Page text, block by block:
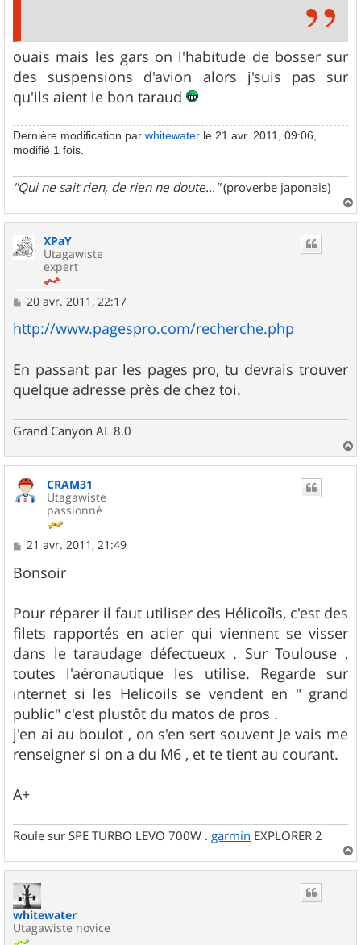
ouais mais les gars on l'habitude de bosser sur
des suspensions d'avion alors j'suis pas sur
qu'ils aient le bon taraud
Dernière modification par whitewater le 21 avr. 2011, 09:06,
modifié 1 fois.
"Qui ne sait rien, de rien ne doute..."(proverbe japonais)
a
XPaY
Utagawiste
expert
M
s
s
g
e
20 avr. 2011, 22:17
http://www.pagespro.com/recherche.php
En passant par les pages pro, tu devrais trouver
quelque adresse près de chez toi.
Grand Canyon AL 8.0
a
CRAM31
Utagawiste
passionné
M
s
s
g
e
21 avr. 2011, 21:49
Bonsoir
Pour réparer il faut utiliser des Hélicoîls, c'est des
filets rapportés en acier qui viennent se visser
dans le taraudage défectueux . Sur Toulouse ,
toutes l'aéronautique les utilise. Regarde sur
internet si les Helicoils se vendent en " grand
public" c'est plustôt du matos de pros .
j'en ai au boulot , on s'en sert souvent Je vais me
renseigner si on a du M6 , et te tient au courant.
A+
Roule sur SPE TURBO LEVO 700W . garmin EXPLORER 2
a
whitewater
Utagawiste novice